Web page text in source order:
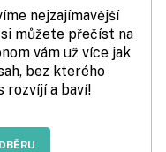
nejzajímavější
můžete přečíst na
vám už více jak
bez kterého
rozvíjí a baví!